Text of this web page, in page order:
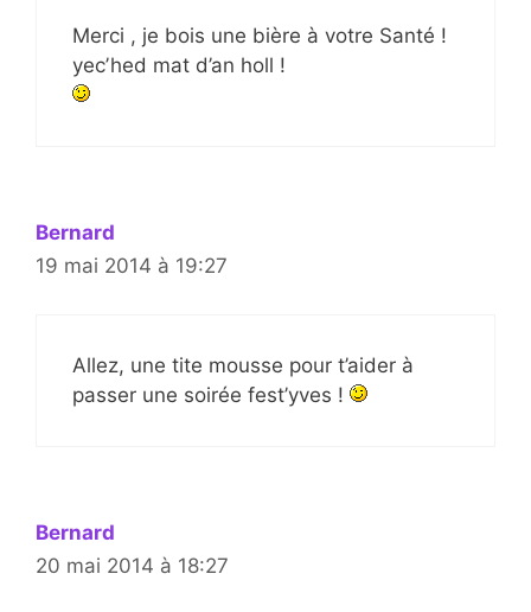
Merci , je bois une bière à votre Santé !
yecʼhed mat d’an holl !
Bernard
19 mai 2014 à 19:27
Allez, une tite mousse pour t’aider à
passer une soirée fest’yves !
Bernard
20 mai 2014 à 18:27